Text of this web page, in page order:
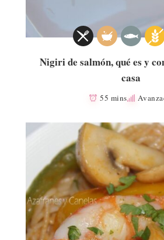
Nigiri de salmón, qué es y
casa
55 mins